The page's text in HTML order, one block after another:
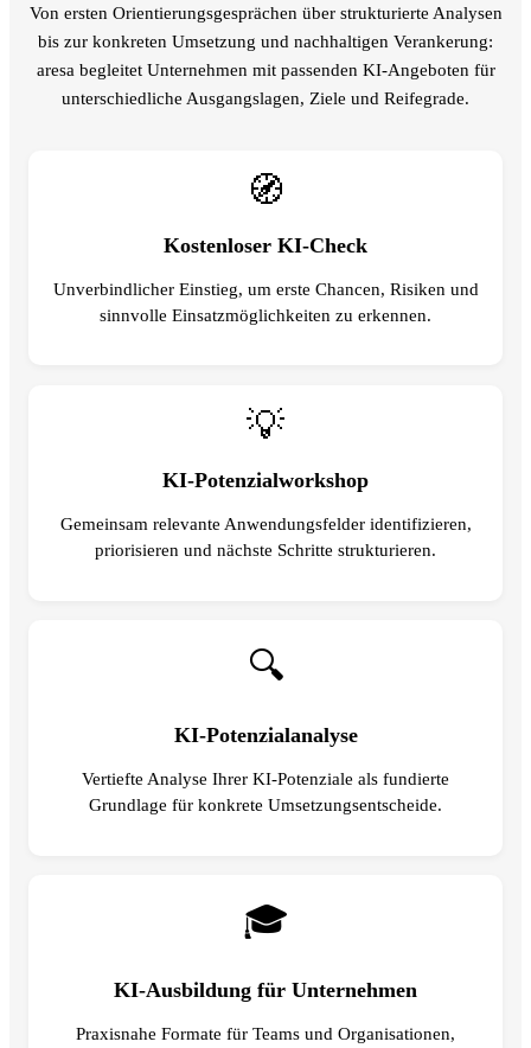
Von ersten Orientierungsgesprächen über strukturierte Analysen
bis zur konkreten Umsetzung und nachhaltigen Verankerung:
aresa begleitet Unternehmen mit passenden KI-Angeboten für
unterschiedliche Ausgangslagen, Ziele und Reifegrade.
🧭
Kostenloser KI-Check
Unverbindlicher Einstieg, um erste Chancen, Risiken und
sinnvolle Einsatzmöglichkeiten zu erkennen.
💡
KI-Potenzialworkshop
Gemeinsam relevante Anwendungsfelder identifizieren,
priorisieren und nächste Schritte strukturieren.
🔍
KI-Potenzialanalyse
Vertiefte Analyse Ihrer KI-Potenziale als fundierte
Grundlage für konkrete Umsetzungsentscheide.
🎓
KI-Ausbildung für Unternehmen
Praxisnahe Formate für Teams und Organisationen,